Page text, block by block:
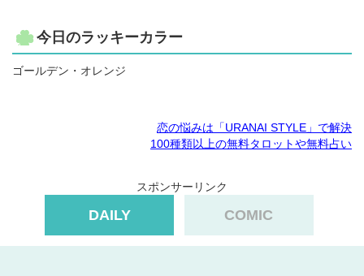
今日のラッキーカラー
ゴールデン・オレンジ
恋の悩みは「URANAI STYLE」で解決
100種類以上の無料タロットや無料占い
スポンサーリンク
DAILY COMIC